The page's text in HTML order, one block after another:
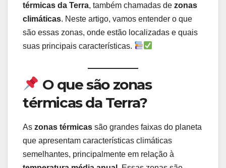
térmicas da Terra, também chamadas de zonas
climáticas. Neste artigo, vamos entender o que
são essas zonas, onde estão localizadas e quais
suas principais características.
O que são zonas
térmicas da Terra?
As zonas térmicas são grandes faixas do planeta
que apresentam características climáticas
semelhantes, principalmente em relação à